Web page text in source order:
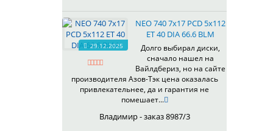
408
410
411
414
417
72,6
73,1
74,1
75.1
78.1
SL
W
WB
WD
29.12.2025
NEO 740 7x17 PCD 5x112
ET 40 DIA 66.6 BLM
Долго выбирал диски,
сначало нашел на
Вайлдбериз, но на сайте
производителя Азов-Тэк цена оказалась
привлекательнее, да и гарантия не
помешает...
Владимир - заказ 8987/3